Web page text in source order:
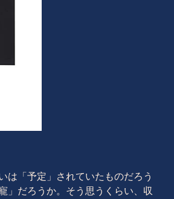
は「予定」されていたものだろう
」だろうか。そう思うくらい、収